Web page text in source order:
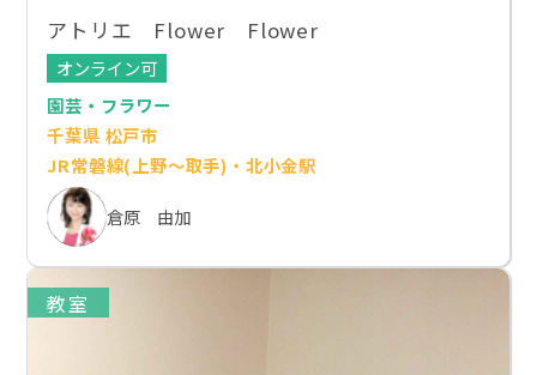
アトリエ Flower Flower
オンライン可
園芸・フラワー
千葉県 松戸市
JR常磐線(上野～取手)・北小金駅
倉原 由加
教室